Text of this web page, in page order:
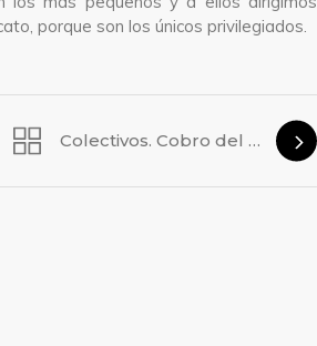
porque son los únicos privilegiados.
Colectivos. Cobro del retroactivo del viático